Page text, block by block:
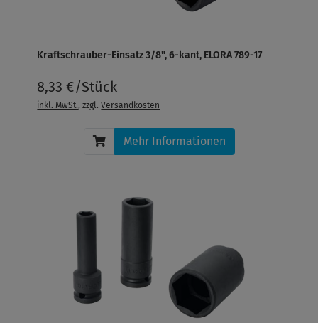
Kraftschrauber-Einsatz 3/8", 6-kant, ELORA 789-17
8,33 €/Stück
inkl. MwSt., zzgl.Versandkosten
Mehr Informationen